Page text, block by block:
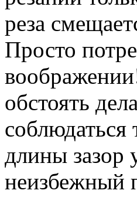
реза
Просто
обстоять
длины зазор
неизбежный